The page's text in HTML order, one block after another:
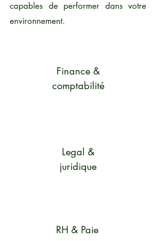
capables de performer dans votre
environnement.
Finance &
comptabilité
Legal &
juridique
RH & Paie